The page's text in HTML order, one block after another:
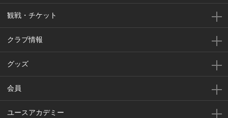
観戦・チケット
クラブ情報
グッズ
会員
ユースアカデミー